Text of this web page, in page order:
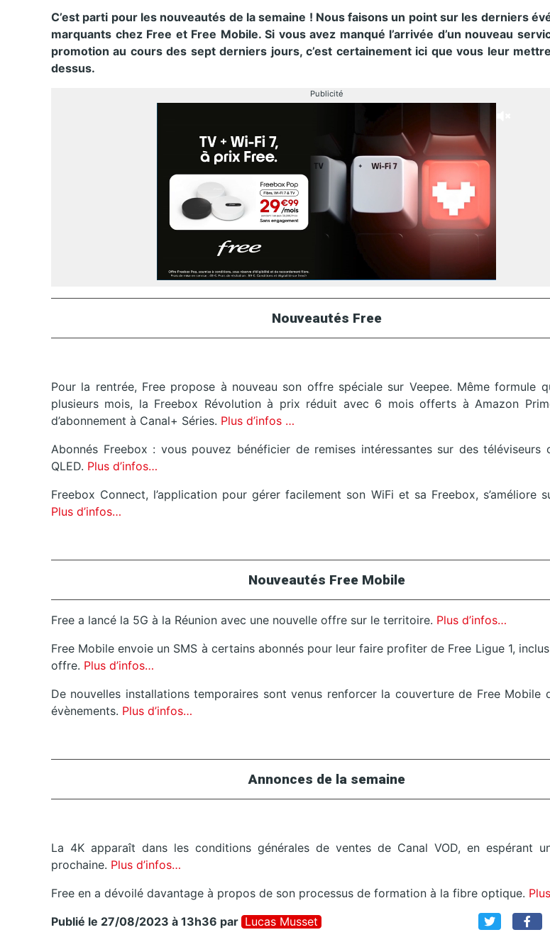
C’est parti pour les nouveautés de la semaine ! Nous faisons un point sur les derniers
marquants chez Free et Free Mobile. Si vous avez manqué l’arrivée d’un nouveau
promotion au cours des sept derniers jours, c’est certainement ici que vous leur
dessus.
Publicité
Nouveautés Free
Pour la rentrée, Free propose à nouveau son offre spéciale sur Veepee. Même formule
plusieurs mois, la Freebox Révolution à prix réduit avec 6 mois offerts à Amazon
d’abonnement à Canal+ Séries. Plus d’infos …
Abonnés Freebox : vous pouvez bénéficier de remises intéressantes sur des téléviseurs
QLED. Plus d’infos…
Freebox Connect, l’application pour gérer facilement son WiFi et sa Freebox, s’améliore
Plus d’infos…
Nouveautés Free Mobile
Free a lancé la 5G à la Réunion avec une nouvelle offre sur le territoire. Plus d’infos…
Free Mobile envoie un SMS à certains abonnés pour leur faire profiter de Free Ligue 1,
offre. Plus d’infos…
De nouvelles installations temporaires sont venus renforcer la couverture de Free Mobile
évènements. Plus d’infos…
Annonces de la semaine
La 4K apparaît dans les conditions générales de ventes de Canal VOD, en espérant
prochaine. Plus d’infos…
Free en a dévoilé davantage à propos de son processus de formation à la fibre optique.
Publié le 27/08/2023 à 13h36 par Lucas Musset